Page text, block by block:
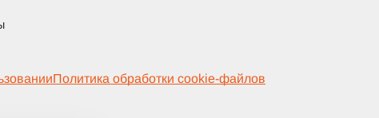
Политика обработки cookie-файлов